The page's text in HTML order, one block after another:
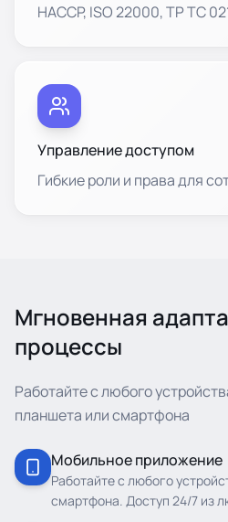
HACCP, ISO 22000, ТР ТС
Управление доступом
Гибкие роли и права для
Мгновенная
процессы
Работайте с любого
планшета или смартфона
Мобильное приложение
Работайте с любого
смартфона. Доступ 24/7 из